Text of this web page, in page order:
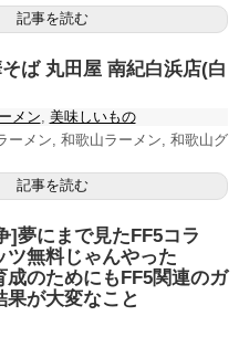
記事を読む
ば 丸田屋 南紀白浜店(白
メン, 美味しいもの
ーメン, 和歌山ラーメン, 和歌山グ
記事を読む
]夢にまで見たFF5コラ
ツ無料じゃんやった
成のためにもFF5関連のガ
が大変なこと